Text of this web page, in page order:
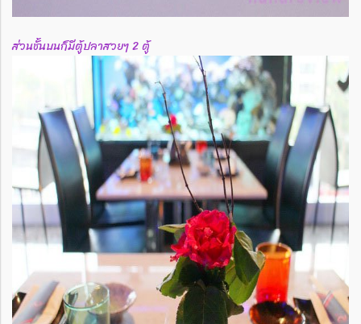
ส่วนชั้นบนก็มีตู้ปลาสวยๆ 2 ตู้